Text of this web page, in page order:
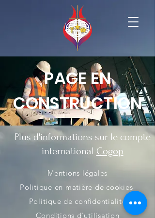
PAGE EN
CONSTRUCTION
Plus d'informations sur le compte
international Cogop
Mentions légales
Politique en matière de cookies
Politique de confidentialité
Conditions d'utilisation